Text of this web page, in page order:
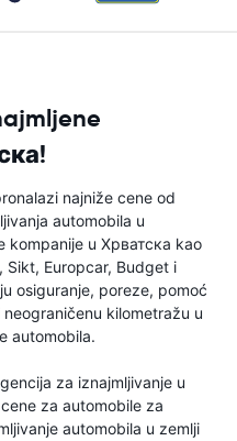
najniže cene od
automobila u
kompanije u Хрватска kao
Sikt, Europcar, Budget i
osiguranje, poreze, pomoć
kilometražu u
automobila.
za iznajmljivanje u
za automobile za
automobila u zemlji